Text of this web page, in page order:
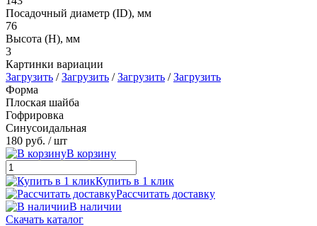
Посадочный диаметр (ID), мм
76
Высота (H), мм
3
Картинки вариации
Загрузить /Загрузить /Загрузить /Загрузить
Форма
Плоская шайба
Гофрировка
Синусоидальная
180 руб. / шт
В корзину
Купить в 1 клик
Рассчитать доставку
В наличии
Скачать каталог